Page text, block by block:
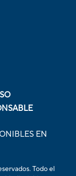
EN
Todo el